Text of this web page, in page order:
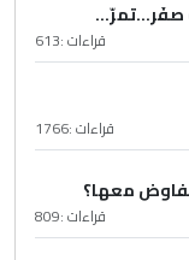
صفَر…تمرّ...
قراءات :613
قراءات :1766
معها؟
قراءات :809